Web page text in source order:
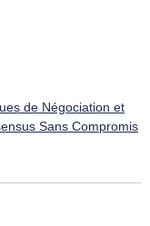
de Négociation et
Sans Compromis